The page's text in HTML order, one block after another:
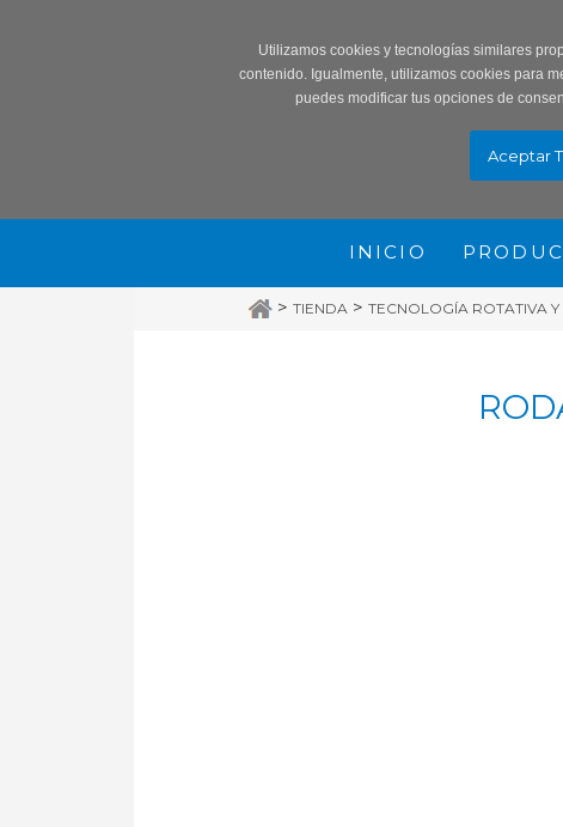
Utilizamos cookies y tecnologías similares
contenido. Igualmente, utilizamos cookies para
puedes modificar tus opciones de
INICIO
> TIENDA > TECNOLOGÍA ROTATIVA Y